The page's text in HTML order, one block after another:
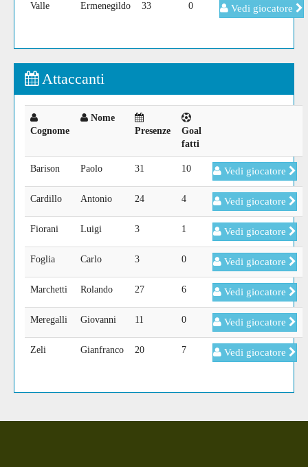
Valle Ermenegildo 33 0 Vedi giocatore
Attaccanti
Cognome
Nome
Presenze
Goal
fatti
Barison Paolo 31 10 Vedi giocatore
Cardillo Antonio 24 4 Vedi giocatore
Fiorani Luigi 3 1 Vedi giocatore
Foglia Carlo 3 0 Vedi giocatore
Marchetti Rolando 27 6 Vedi giocatore
Meregalli Giovanni 11 0 Vedi giocatore
Zeli Gianfranco 20 7 Vedi giocatore